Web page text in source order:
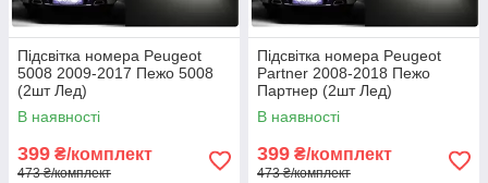
Підсвітка номера Peugeot
5008 2009-2017 Пежо 5008
(2шт Лед)
В наявності
399 ₴/комплект
473 ₴/комплект
Підсвітка номера Peugeot
Partner 2008-2018 Пежо
Партнер (2шт Лед)
В наявності
399 ₴/комплект
473 ₴/комплект